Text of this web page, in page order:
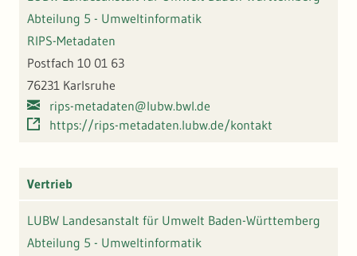
Abteilung 5 - Umweltinformatik
RIPS-Metadaten
Postfach 10 01 63
76231 Karlsruhe
rips-metadaten@lubw.bwl.de
https://rips-metadaten.lubw.de/kontakt
Vertrieb
LUBW Landesanstalt für Umwelt Baden-Württemberg
Abteilung 5 - Umweltinformatik